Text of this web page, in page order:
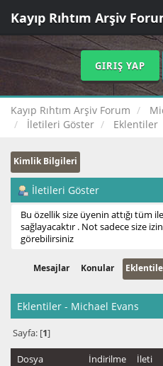
Kayıp Rıhtım Arşiv
GIRIŞ YAP
Kayıp Rıhtım Arşiv Forum
İletileri Göster
Eklentiler
Kimlik Bilgileri
İletileri Göster
Bu özellik size üyenin attığı tüm
sağlayacaktır . Not sadece size
görebilirsiniz
Mesajlar Konular
Eklentiler - Michael Evans
Sayfa: [1]
Dosya İndirilme İleti